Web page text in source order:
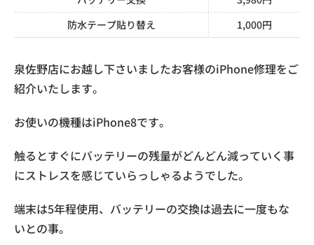
防水テープ貼り替え
1,000円
泉佐野店にお越し下さいましたお客様のiPhone修理をご
紹介いたします。
お使いの機種はiPhone8です。
触るとすぐにバッテリーの残量がどんどん減っていく事
にストレスを感じていらっしゃるようでした。
端末は5年程使用、バッテリーの交換は過去に一度もな
いとの事。